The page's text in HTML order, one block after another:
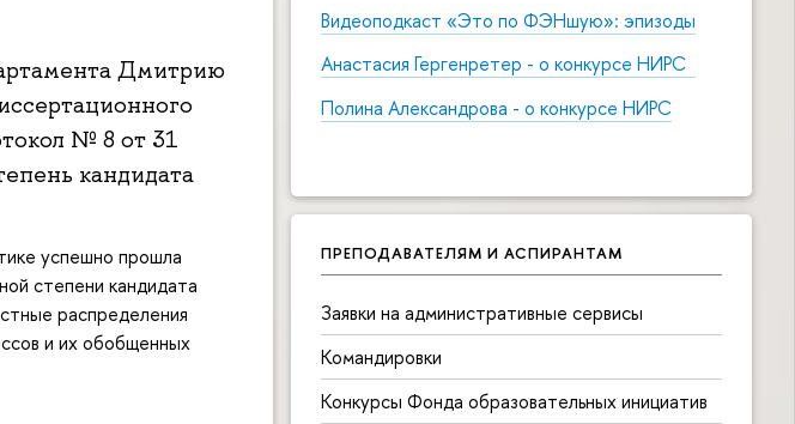
Видеоподкаст «Это по ФЭНшую»: эпизоды
Анастасия Гергенретер - о конкурсе НИРС
Полина Александрова - о конкурсе НИРС
ПРЕПОДАВАТЕЛЯМ И АСПИРАНТАМ
Заявки на административные сервисы
Командировки
Конкурсы Фонда образовательных инициатив
Дмитрию
№ 8 от 31
кандидата
успешно прошла
степени кандидата
распределения
и их обобщенных